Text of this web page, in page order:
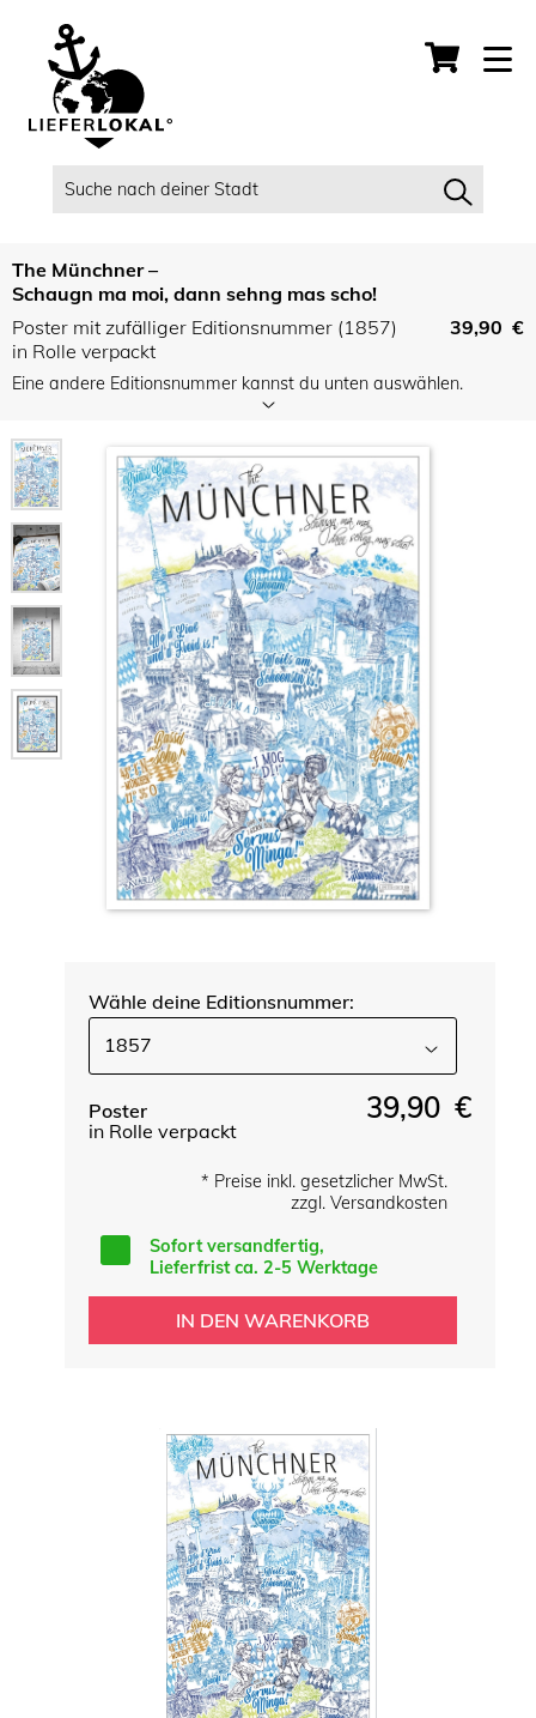
The Münchner –
Schaugn ma moi, dann sehng mas scho!
Poster mit zufälliger Editionsnummer (1857)
in Rolle verpackt
39,90 €
Eine andere Editionsnummer kannst du unten auswählen.
Wähle deine Editionsnummer:
1857
Poster
in Rolle verpackt
39,90 €
* Preise inkl. gesetzlicher MwSt.
zzgl. Versandkosten
Sofort versandfertig,
Lieferfrist ca. 2-5 Werktage
IN DEN WARENKORB